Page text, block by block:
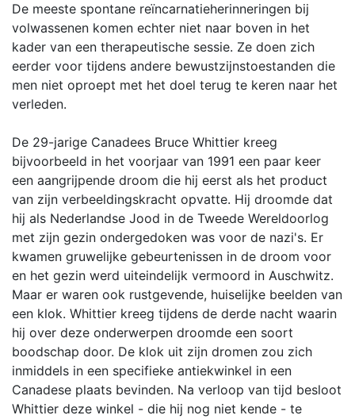
De meeste spontane reïncarnatieherinneringen bij
volwassenen komen echter niet naar boven in het
kader van een therapeutische sessie. Ze doen zich
eerder voor tijdens andere bewustzijnstoestanden die
men niet oproept met het doel terug te keren naar het
verleden.
De 29-jarige Canadees Bruce Whittier kreeg
bijvoorbeeld in het voorjaar van 1991 een paar keer
een aangrijpende droom die hij eerst als het product
van zijn verbeeldingskracht opvatte. Hij droomde dat
hij als Nederlandse Jood in de Tweede Wereldoorlog
met zijn gezin ondergedoken was voor de nazi's. Er
kwamen gruwelijke gebeurtenissen in de droom voor
en het gezin werd uiteindelijk vermoord in Auschwitz.
Maar er waren ook rustgevende, huiselijke beelden van
een klok. Whittier kreeg tijdens de derde nacht waarin
hij over deze onderwerpen droomde een soort
boodschap door. De klok uit zijn dromen zou zich
inmiddels in een specifieke antiekwinkel in een
Canadese plaats bevinden. Na verloop van tijd besloot
Whittier deze winkel - die hij nog niet kende - te